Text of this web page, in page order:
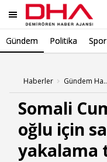
Gündem Politika Spor
Haberler
Somali
oğlu için
yakalama